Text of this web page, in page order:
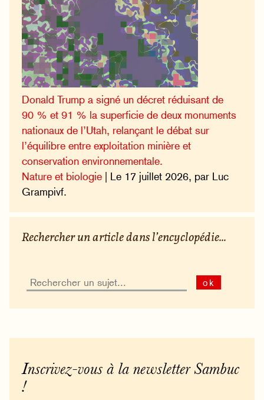
Donald Trump a signé un décret réduisant de
90 % et 91 % la superficie de deux monuments
nationaux de l’Utah, relançant le débat sur
l’équilibre entre exploitation minière et
conservation environnementale.
Nature et biologie | Le 17 juillet 2026, par Luc
Grampivf.
Rechercher un article dans l’encyclopédie...
ok
Inscrivez-vous à la newsletter Sambuc
!